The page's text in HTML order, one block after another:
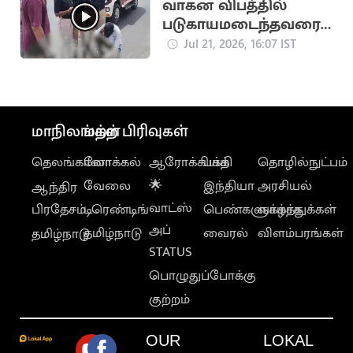
வாகன விபத்தில்
படுகாயமடைந்தவரை
மீட்டுJul 21, 2026, 16:07 IST
மாநிலங்கள்
தெலங்கானா
ஆந்திர
பிரதேசம்
தமிழ்நாடு
மற்ற பிரிவுகள்
லோக்கல்
வேலை
டிரெண்டிங்
தமிழ்நாடு
ஆரோக்கியம்
🌟
வாட்ஸ்
அப்
STATUS
பொழுதுப்போக்கு
குற்றம்
பக்தி
இந்தியா
பெண்களுக்காக
வைரல்
தொழில்நுட்பம்
அரசியல்
வாழ்த்துக்கள்
விளம்பரங்கள்
OUR LOKAL